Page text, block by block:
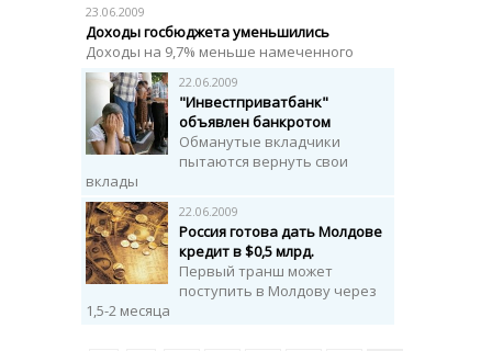
23.06.2009
Доходы госбюджета уменьшились
Доходы на 9,7% меньше намеченного
22.06.2009
"Инвестприватбанк"
объявлен банкротом
Обманутые вкладчики
пытаются вернуть свои
вклады
22.06.2009
Россия готова дать Молдове
кредит в $0,5 млрд.
Первый транш может
поступить в Молдову через
1,5-2 месяца